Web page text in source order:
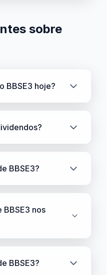
sobre
BBSE3 hoje?
BBSE3?
BBSE3 nos
BBSE3?